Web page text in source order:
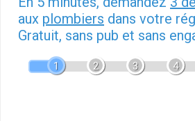
aux plombiers dans votre
Gratuit, sans pub et sans
1 2 3 4